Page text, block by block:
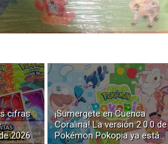
cifras
2026
¡Sumergete en Cuenca
Coralina! La versión 2.0.0 de
Pokémon Pokopia ya está